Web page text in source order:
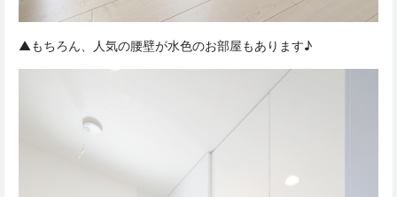
▲もちろん、人気の腰壁が水色のお部屋もあります♪